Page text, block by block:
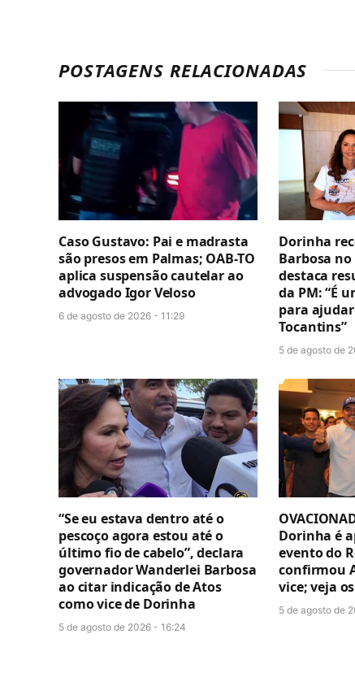
POSTAGENS RELACIONADAS
Caso Gustavo: Pai e madrasta
são presos em Palmas; OAB-TO
aplica suspensão cautelar ao
advogado Igor Veloso
6 de agosto de 2026 - 11:29
Dorinha
Barbosa
destaca
da PM: “É
para
Tocantins”
5 de agosto de
“Se eu estava dentro até o
pescoço agora estou até o
último fio de cabelo”, declara
governador Wanderlei Barbosa
ao citar indicação de Atos
como vice de Dorinha
5 de agosto de 2026 - 16:24
Dorinha é
evento do
confirmou
vice; veja
5 de agosto de